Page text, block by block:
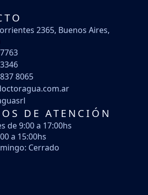
2365, Buenos Aires,
8065
DE ATENCIÓN
de 9:00 a 17:00hs
a 15:00hs
Cerrado